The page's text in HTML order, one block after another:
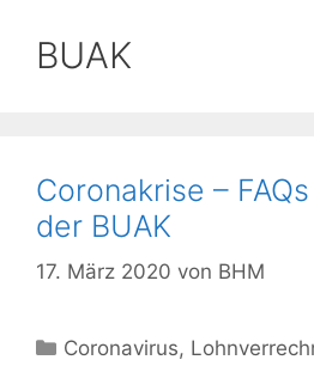
BUAK
Coronakrise –
der BUAK
17. März 2020 von BHM
Kategorien
Coronavirus,